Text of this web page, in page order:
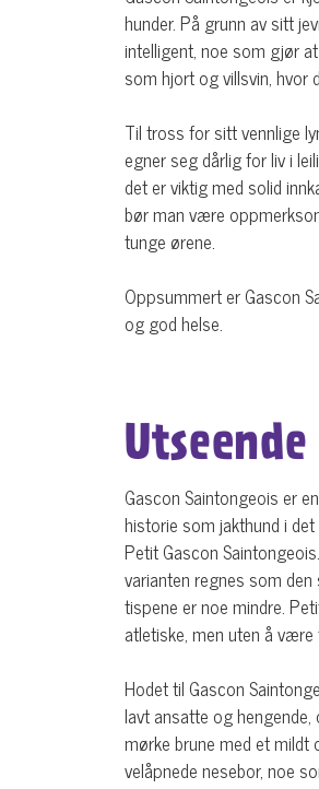
hunder. På grunn av sitt
intelligent, noe som gjør
som hjort og villsvin,
Til tross for sitt vennlige
egner seg dårlig for liv i
det er viktig med solid
bør man være
tunge ørene.
Oppsummert er Gascon
og god helse.
Utseende
Gascon Saintongeois er
historie som jakthund i
Petit Gascon
varianten regnes som
tispene er noe mindre.
atletiske, men uten å være
Hodet til Gascon
lavt ansatte og
mørke brune med et mildt
velåpnede nesebor, noe